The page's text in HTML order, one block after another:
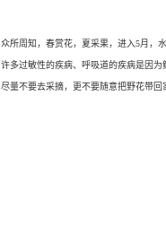
众所周知，春赏花，夏采果，进入5月，
许多过敏性的疾病、呼吸道的疾病是因
尽量不要去采摘，更不要随意把野花带